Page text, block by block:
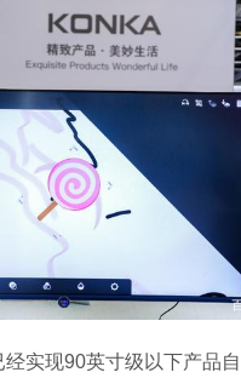
实现90英寸级以下产品